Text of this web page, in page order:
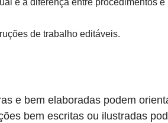
é a diferença entre procedimentos
de trabalho editáveis.
e bem elaboradas podem
bem escritas ou ilustradas